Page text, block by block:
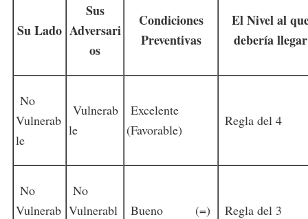
Su Lado
Sus
Adversari
os
Condiciones
Preventivas
El Nivel al
debería llegar
No
Vulnerab
le
Vulnerab
le
Excelente
(Favorable)
Regla del 4
No
Vulnerab
No
Vulnerabl
Bueno (=) Regla del 3